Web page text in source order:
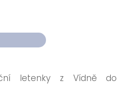
letenky z Vídně do